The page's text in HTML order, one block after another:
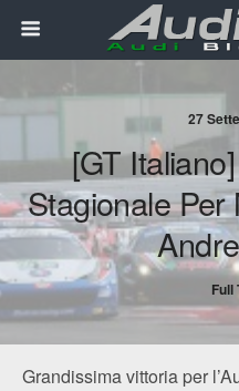
27
[GT
Stagionale Per
Full
Grandissima vittoria per